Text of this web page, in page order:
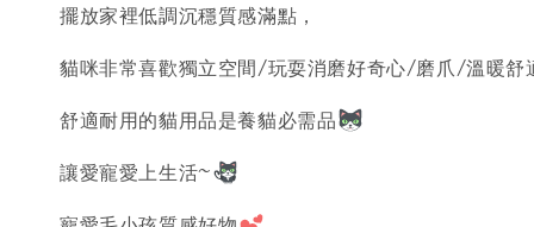
擺放家裡低調沉穩質感滿點，
貓咪非常喜歡獨立空間/玩耍消磨好奇心/磨爪/溫暖舒
舒適耐用的貓用品是養貓必需品
讓愛寵愛上生活~